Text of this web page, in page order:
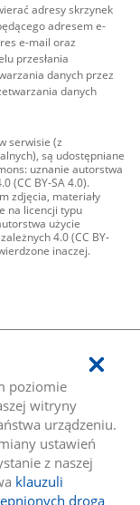
poziomie
witryny
urządzeniu.
ustawień
z naszej
klauzuli
drogą
adresy skrzynek
adresem e-
e-mail oraz
przesłania
danych przez
danych
serwisie (z
są udostępniane
uznanie autorstwa
(CC BY-SA 4.0).
zdjęcia, materiały
na licencji typu
użycie
4.0 (CC BY-
inaczej.